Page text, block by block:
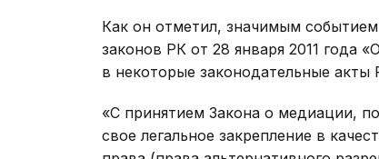
Как он отметил, значимым
законов РК от 28 января 2011 года
в некоторые законодательные
«С принятием Закона о медиации,
свое легальное закрепление в